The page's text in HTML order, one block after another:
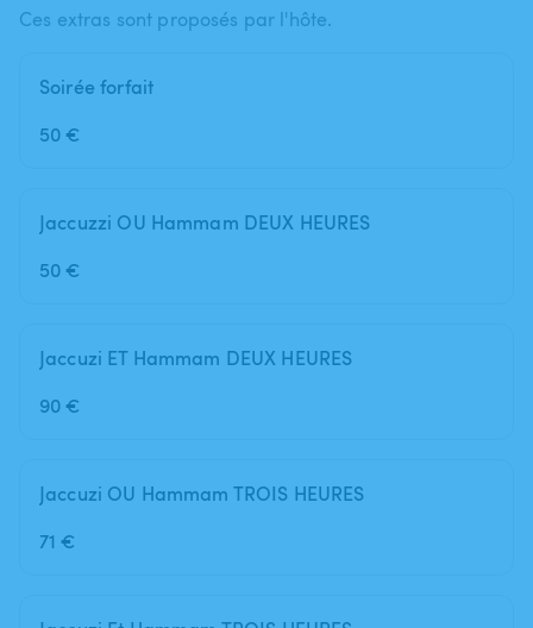
Ces extras sont proposés par l'hôte.
Soirée forfait
50 €
Jaccuzzi OU Hammam DEUX HEURES
50 €
Jaccuzi ET Hammam DEUX HEURES
90 €
Jaccuzi OU Hammam TROIS HEURES
71 €